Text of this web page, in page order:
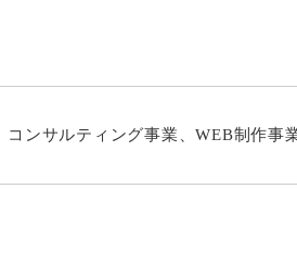
コンサルティング事業、WEB制作